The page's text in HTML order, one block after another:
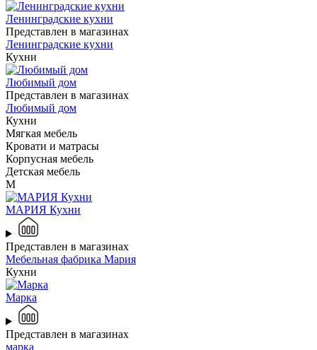
Ленинградские кухни
Представлен в магазинах
Ленинградские кухни
Кухни
Любимый дом
Представлен в магазинах
Любимый дом
Кухни
Мягкая мебель
Кровати и матрасы
Корпусная мебель
Детская мебель
М
МАРИЯ Кухни
Представлен в магазинах
Мебельная фабрика Мария
Кухни
Марка
Представлен в магазинах
марка